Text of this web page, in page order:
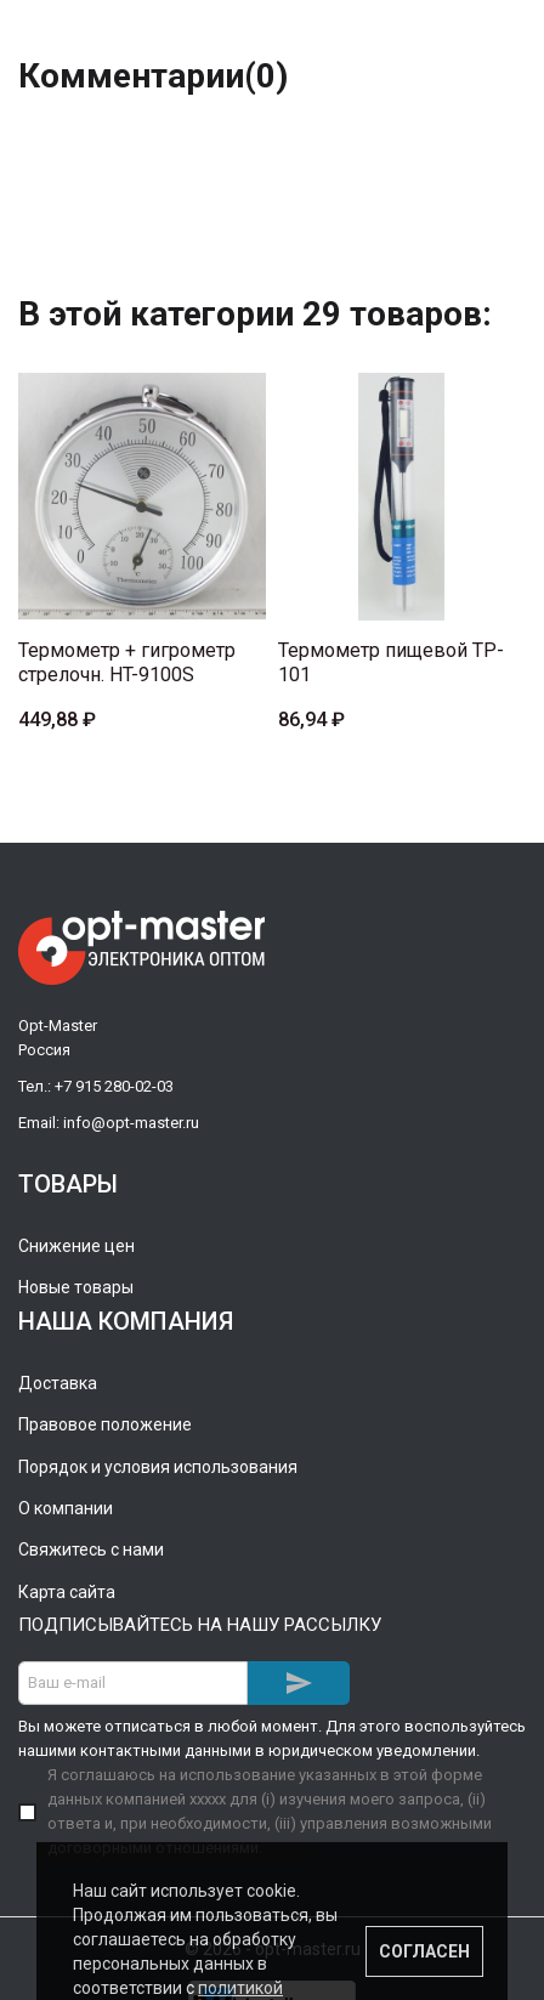
Комментарии(0)
В этой категории 29 товаров:
Термометр + гигрометр
стрелочн. HT-9100S
449,88 ₽
Термометр пищевой TP-
101
86,94 ₽
Opt-Master
Россия
Тел.: +7 915 280-02-03
Email: info@opt-master.ru
ТОВАРЫ
Снижение цен
Новые товары
НАША КОМПАНИЯ
Доставка
Правовое положение
Порядок и условия использования
О компании
Свяжитесь с нами
Карта сайта
ПОДПИСЫВАЙТЕСЬ НА НАШУ РАССЫЛКУ

Вы можете отписаться в любой момент. Для этого воспользуйтесь
нашими контактными данными в юридическом уведомлении.
Я соглашаюсь на использование указанных в этой форме
данных компанией xxxxx для (i) изучения моего запроса, (ii)
ответа и, при необходимости, (iii) управления возможными
договорными отношениями.
© 2026 - opt-master.ru
Наш сайт использует cookie.
Продолжая им пользоваться, вы
соглашаетесь на обработку
персональных данных в
соответствии сполитикой
СОГЛАСЕН